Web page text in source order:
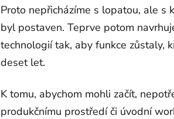
Proto nepřicházíme s lopatou, ale s
byl postaven. Teprve potom
technologií tak, aby funkce zůstaly,
deset let.
K tomu, abychom mohli začít,
produkčnímu prostředí či úvodní